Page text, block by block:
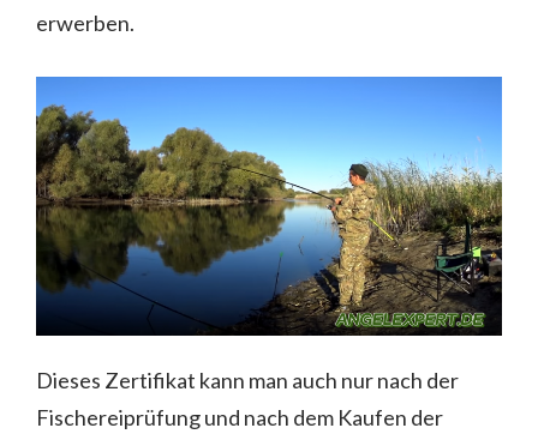
erwerben.
Dieses Zertifikat kann man auch nur nach der
Fischereiprüfung und nach dem Kaufen der